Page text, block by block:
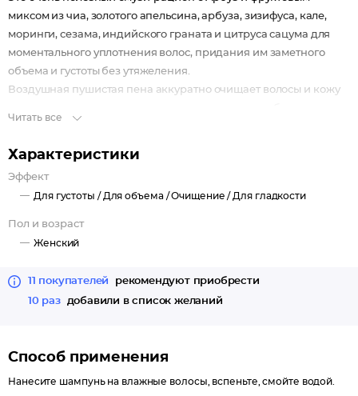
миксом из чиа, золотого апельсина, арбуза, зизифуса, кале,
моринги, сезама, индийского граната и цитруса сацума для
моментального уплотнения волос, придания им заметного
объема и густоты без утяжеления.
Воздушная пушистая пена аккуратно очищает волосы и кожу
придают им плотность, дополнительный объем и пышность,
создавая видимую густоту уже после первого применения.
Результат: визуально более густые волосы, наполненные
объемом от корней.
Читать все
Характеристики
Эффект
Для густоты / Для объема /Очищение / Для гладкости
Пол и возраст
Женский
11 покупателей
рекомендуют приобрести
10 раз
добавили в список желаний
Способ применения
Нанесите шампунь на влажные волосы, вспеньте, смойте водой.